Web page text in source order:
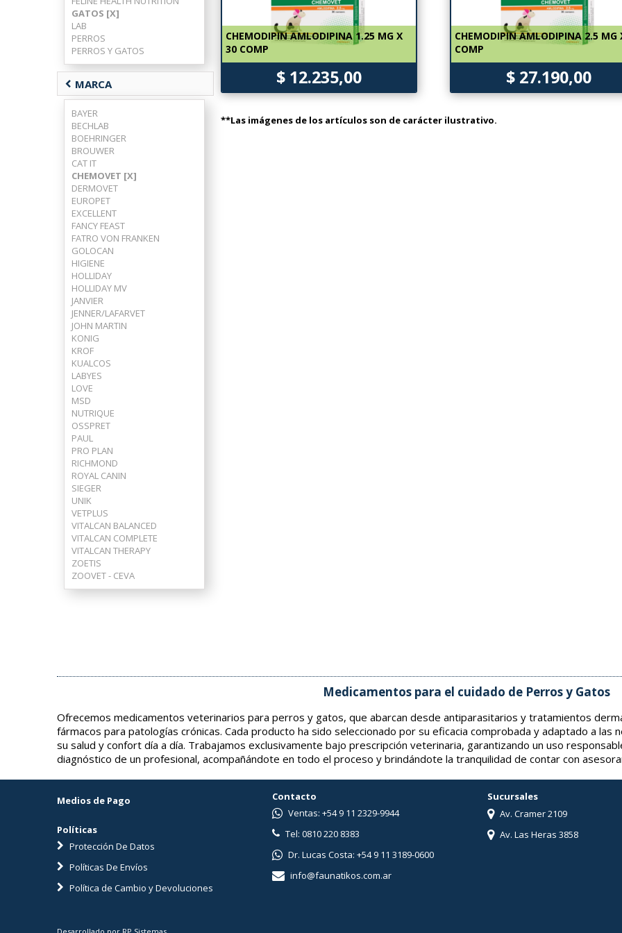
GATOS [X]
LAB
PERROS
PERROS Y GATOS
chevron_left MARCA
BAYER
BECHLAB
BOEHRINGER
BROUWER
CAT IT
CHEMOVET [X]
DERMOVET
EUROPET
EXCELLENT
FANCY FEAST
FATRO VON FRANKEN
GOLOCAN
HIGIENE
HOLLIDAY
HOLLIDAY MV
JANVIER
JENNER/LAFARVET
JOHN MARTIN
KONIG
KROF
KUALCOS
LABYES
LOVE
MSD
NUTRIQUE
OSSPRET
PAUL
PRO PLAN
RICHMOND
ROYAL CANIN
SIEGER
UNIK
VETPLUS
VITALCAN BALANCED
VITALCAN COMPLETE
VITALCAN THERAPY
ZOETIS
ZOOVET - CEVA
CHEMODIPIN AMLODIPINA 1.25 MG X
30 COMP
$ 12.235,00
CHEMODIPIN AMLODIPINA 2.5 MG
COMP
$ 27.190,00
**Las imágenes de los artículos son de carácter ilustrativo.
Medicamentos para el cuidado de Perros y Gatos
Ofrecemos medicamentos veterinarios para perros y gatos, que abarcan desde antiparasitarios y tratamientos
fármacos para patologías crónicas. Cada producto ha sido seleccionado por su eficacia comprobada y adaptado a
su salud y confort día a día. Trabajamos exclusivamente bajo prescripción veterinaria, garantizando un uso
diagnóstico de un profesional, acompañándote en todo el proceso y brindándote la tranquilidad de contar con
Medios de Pago
Políticas
Protección De Datos
Políticas De Envíos
Política de Cambio y Devoluciones
Contacto
Ventas: +54 9 11 2329-9944
Tel: 0810 220 8383
Dr. Lucas Costa: +54 9 11 3189-0600
info@faunatikos.com.ar
Sucursales
Av. Cramer 2109
Av. Las Heras 3858